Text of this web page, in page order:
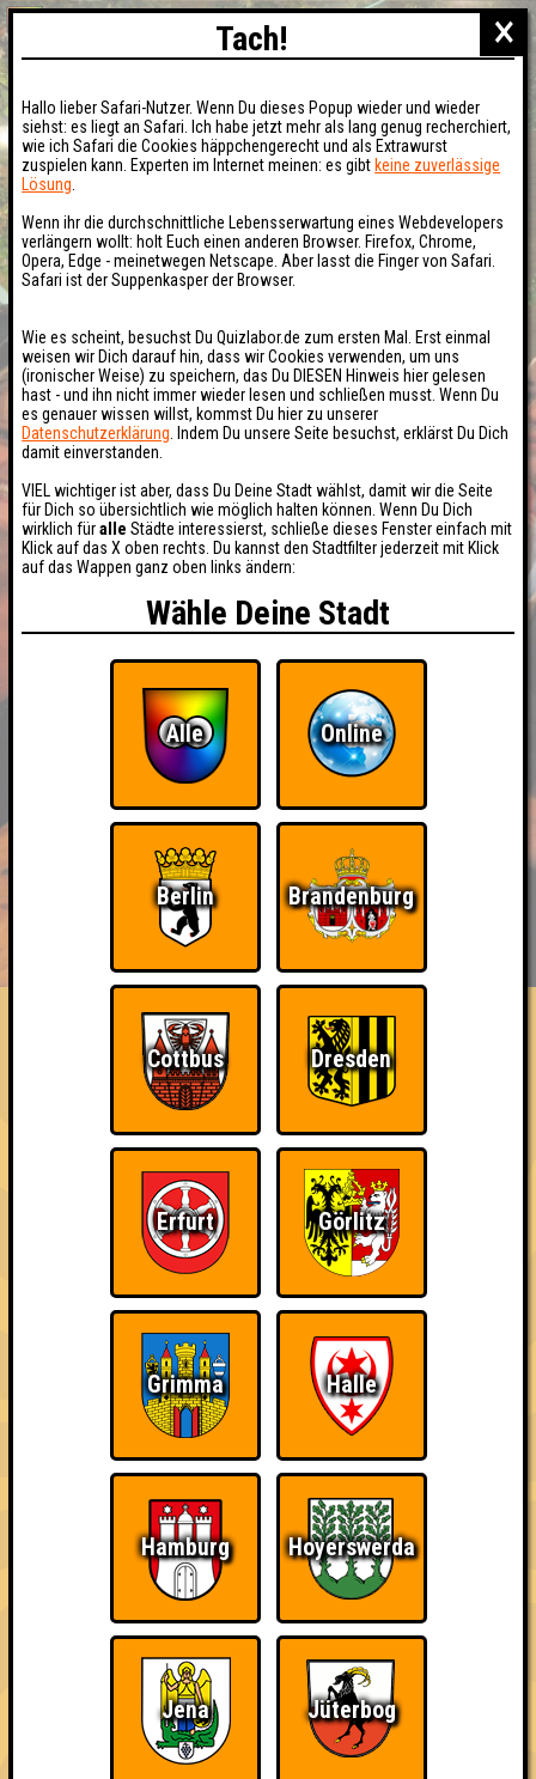
HIGHSCORE RESERVIERUNG
FAQ ÜBER UNS
Quizlabor Hoyerswerda - Best
of 20 bis 22
Die schönsten Fragen aus 3 Jahren · 23.12.2022 · Kulturfabrik
Hoyerswerda
Angemeldete Teams
1. Orschwerbleede
19
23 18 60
2. Pepe der Randzonenfrosch
18 58
3. Vier gewinnt
×
Tach!
Hallo lieber Safari-Nutzer. Wenn Du dieses Popup wieder und wieder
siehst: es liegt an Safari. Ich habe jetzt mehr als lang genug recherchiert,
wie ich Safari die Cookies häppchengerecht und als Extrawurst
zuspielen kann. Experten im Internet meinen: es gibt keine zuverlässige
Lösung
Wenn ihr die durchschnittliche Lebensserwartung eines Webdevelopers
verlängern wollt: holt Euch einen anderen Browser. Firefox, Chrome,
Opera, Edge - meinetwegen Netscape. Aber lasst die Finger von Safari.
Safari ist der Suppenkasper der Browser.
Wie es scheint, besuchst Du Quizlabor.de zum ersten Mal. Erst einmal
weisen wir Dich darauf hin, dass wir Cookies verwenden, um uns
(ironischer Weise) zu speichern, das Du DIESEN Hinweis hier gelesen
hast - und ihn nicht immer wieder lesen und schließen musst. Wenn Du
es genauer wissen willst, kommst Du hier zu unserer
Datenschutzerklärung . Indem Du unsere Seite besuchst, erklärst Du Dich
damit einverstanden.
VIEL wichtiger ist aber, dass Du Deine Stadt wählst, damit wir die Seite
für Dich so übersichtlich wie möglich halten können. Wenn Du Dich
wirklich füralle Städte interessierst, schließe dieses Fenster einfach mit
Klick auf das X oben rechts. Du kannst den Stadtfilter jederzeit mit Klick
auf das Wappen ganz oben links ändern:
Wähle Deine Stadt
Alle Online
Berlin Brandenburg
Cottbus Dresden
Erfurt Görlitz
Grimma Halle
Hamburg Hoyerswerda
Jena Jüterbog